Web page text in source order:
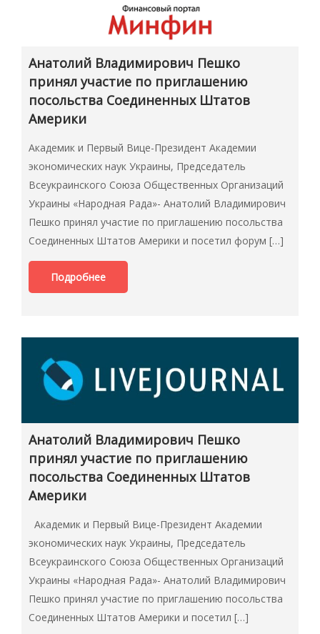
Анатолий Владимирович Пешко
принял участие по приглашению
посольства Соединенных Штатов
Америки
Академик и Первый Вице-Президент Академии
экономических наук Украины, Председатель
Всеукраинского Союза Общественных Организаций
Украины «Народная Рада»- Анатолий Владимирович
Пешко принял участие по приглашению посольства
Соединенных Штатов Америки и посетил форум […]
Подробнее
Анатолий Владимирович Пешко
принял участие по приглашению
посольства Соединенных Штатов
Америки
Академик и Первый Вице-Президент Академии
экономических наук Украины, Председатель
Всеукраинского Союза Общественных Организаций
Украины «Народная Рада»- Анатолий Владимирович
Пешко принял участие по приглашению посольства
Соединенных Штатов Америки и посетил […]